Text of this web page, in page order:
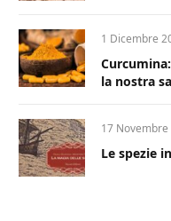
1 Dicembre
la nostra
17 Novembre
Le spezie